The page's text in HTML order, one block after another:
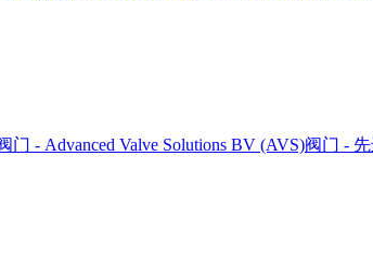
Valve Solutions BV (AVS)阀门 - 先